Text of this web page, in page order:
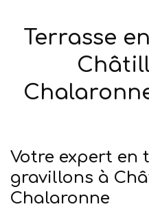
Terrasse
Votre expert en
gravillons à
Chalaronne